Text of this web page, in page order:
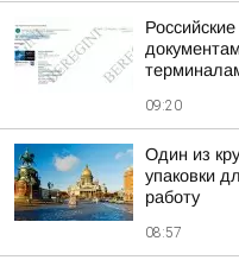
09:20
Один из
упаковки
работу
08:57